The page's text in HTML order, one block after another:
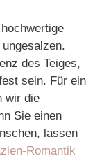
des Teiges,
sein. Für ein
wir die
Sie einen
lassen
Romantik